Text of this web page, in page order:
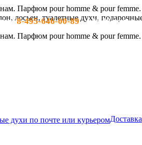
тел:8-495-646-00-89- c 10-19 по м.в.
Доставка